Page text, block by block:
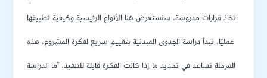
اتخاذ قرارات مدروسة. سنستعرض هنا الأنواع الرئيسية وكيفية تطبيقها
عمليًا. تبدأ دراسة الجدوى المبدئية بتقييم سريع لفكرة المشروع. هذه
المرحلة تساعد في تحديد ما إذا كانت الفكرة قابلة للتنفيذ. أما الدراسة